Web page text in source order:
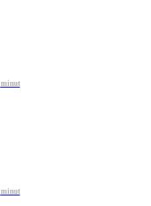
minut
minut